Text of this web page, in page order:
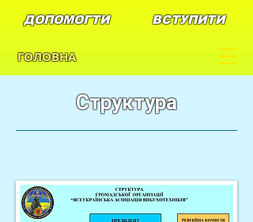
ГОЛОВНА
ДОПОМОГТИ ВСТУПИТИ
Структура